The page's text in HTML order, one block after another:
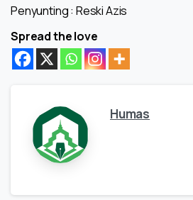
Penyunting : Reski Azis
Spread the love
Humas